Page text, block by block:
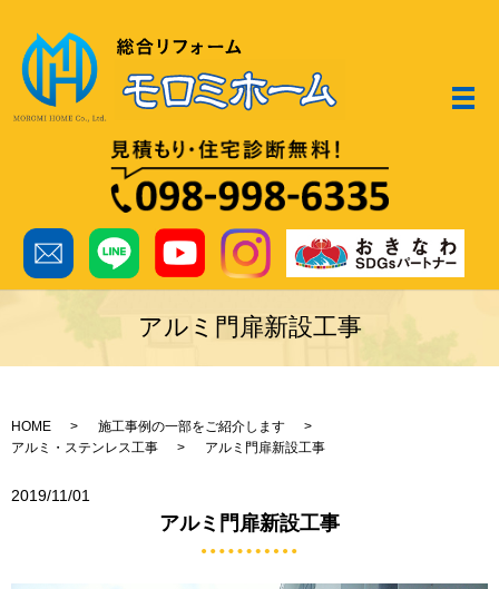
メ
アルミ門扉新設工事
HOME
施工事例の一部をご紹介します
アルミ・ステンレス工事
アルミ門扉新設工事
2019/11/01
アルミ門扉新設工事